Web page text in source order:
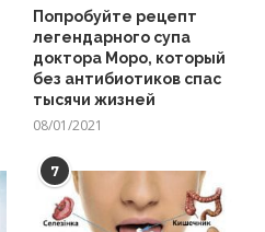
Попробуйте рецепт
легендарного супа
доктора Моро, который
без антибиотиков спас
тысячи жизней
08/01/2021
7